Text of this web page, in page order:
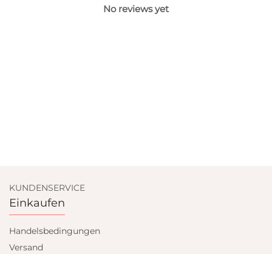
No reviews yet
KUNDENSERVICE
Einkaufen
Handelsbedingungen
Versand